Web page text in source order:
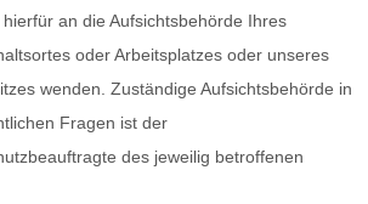
an die Aufsichtsbehörde Ihres
oder Arbeitsplatzes oder unseres
wenden. Zuständige Aufsichtsbehörde in
Fragen ist der
des jeweilig betroffenen